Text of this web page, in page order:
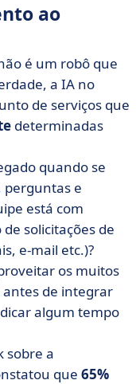
ao
é um robô que
a IA no
de serviços que
determinadas
quando se
perguntas e
está com
solicitações de
e-mail etc.)?
os muitos
antes de integrar
algum tempo
sobre a
que 65%